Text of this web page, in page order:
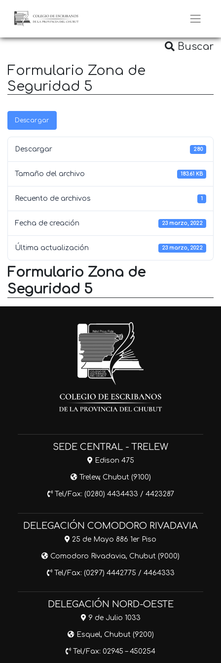
Buscar
Formulario Zona de
Seguridad 5
Descargar
Descargar 280
Tamaño del archivo 183.61 KB
Recuento de archivos 1
Fecha de creación 23 marzo, 2022
Última actualización 23 marzo, 2022
Formulario Zona de
Seguridad 5
SEDE CENTRAL - TRELEW
Edison 475
Trelew, Chubut (9100)
Tel/Fax: (0280) 4434433 / 4423287
DELEGACIÓN COMODORO RIVADAVIA
25 de Mayo 886 1er Piso
Comodoro Rivadavia, Chubut (9000)
Tel/Fax: (0297) 4442775 / 4464333
DELEGACIÓN NORD-OESTE
9 de Julio 1033
Esquel, Chubut (9200)
Tel/Fax: 02945 – 450254